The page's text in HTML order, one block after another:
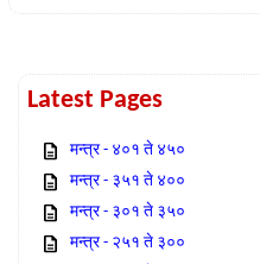
Latest Pages
मन्त्र - ४०१ ते ४५०
मन्त्र - ३५१ ते ४००
मन्त्र - ३०१ ते ३५०
मन्त्र - २५१ ते ३००